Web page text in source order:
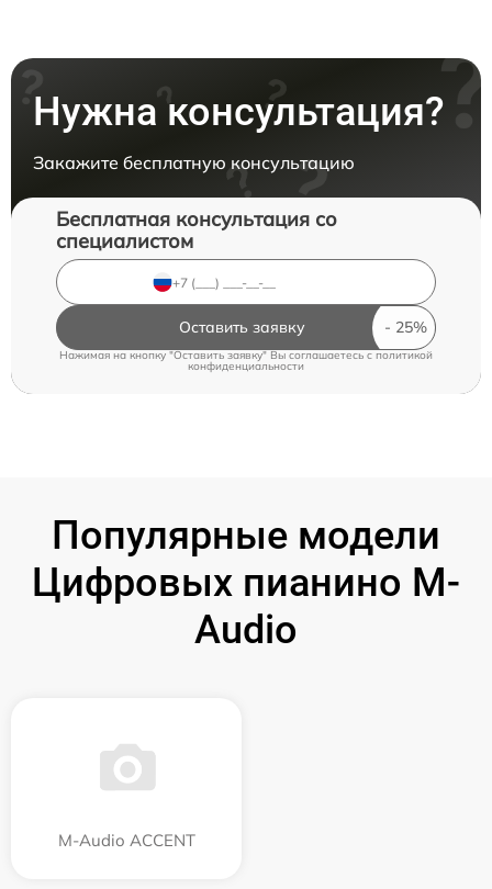
Нужна консультация?
Закажите бесплатную консультацию
Бесплатная консультация со
специалистом
Оставить заявку
Нажимая на кнопку "Оставить заявку" Вы соглашаетесь c политикой
конфиденциальности
Популярные модели
Цифровых пианино M-
Audio
M-Audio ACCENT